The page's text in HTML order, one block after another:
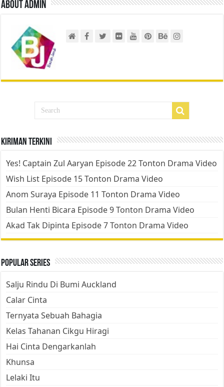
About admin
Kiriman Terkini
Yes! Captain Zul Aaryan Episode 22 Tonton Drama Video
Wish List Episode 15 Tonton Drama Video
Anom Suraya Episode 11 Tonton Drama Video
Bulan Henti Bicara Episode 9 Tonton Drama Video
Akad Tak Dipinta Episode 7 Tonton Drama Video
Popular Series
Salju Rindu Di Bumi Auckland
Calar Cinta
Ternyata Sebuah Bahagia
Kelas Tahanan Cikgu Hiragi
Hai Cinta Dengarkanlah
Khunsa
Lelaki Itu